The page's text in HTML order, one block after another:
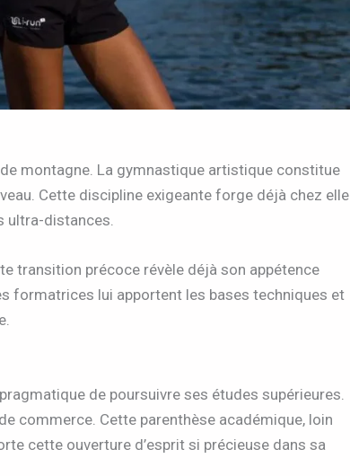
montagne. La gymnastique artistique constitue
Cette discipline exigeante forge déjà chez elle
ultra-distances.
transition précoce révèle déjà son appétence
formatrices lui apportent les bases techniques et
de poursuivre ses études supérieures.
commerce. Cette parenthèse académique, loin
cette ouverture d’esprit si précieuse dans sa